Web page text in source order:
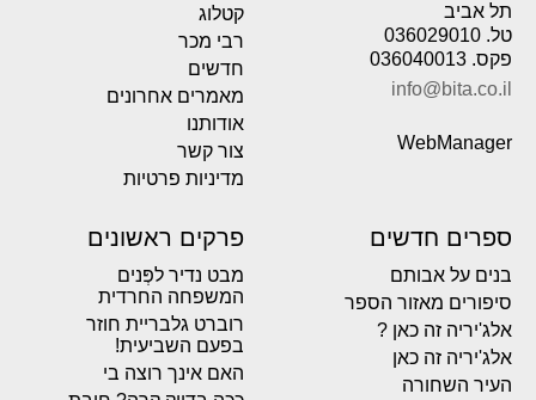
תל אביב
טל. 036029010
פקס. 036040013
info@bita.co.il
WebManager
קטלוג
רבי מכר
חדשים
מאמרים אחרונים
אודותנו
צור קשר
מדיניות פרטיות
ספרים חדשים
בנים על אבותם
סיפורים מאזור הספר
אלג'יריה זה כאן ?
אלג'יריה זה כאן
העיר השחורה
פרקים ראשונים
מבט נדיר לפְּנים
המשפחה החרדית
רוברט גלבריית חוזר
בפעם השביעית!
האם אינך רוצה בי